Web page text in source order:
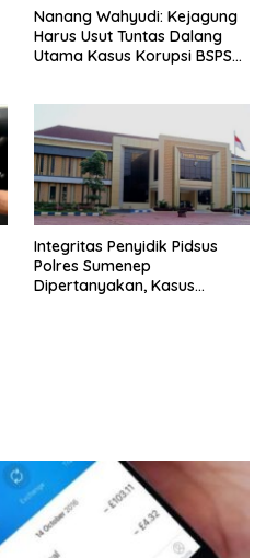
Nanang Wahyudi: Kejagung
Harus Usut Tuntas Dalang
Utama Kasus Korupsi BSPS
Integritas Penyidik Pidsus
Polres Sumenep
Dipertanyakan, Kasus